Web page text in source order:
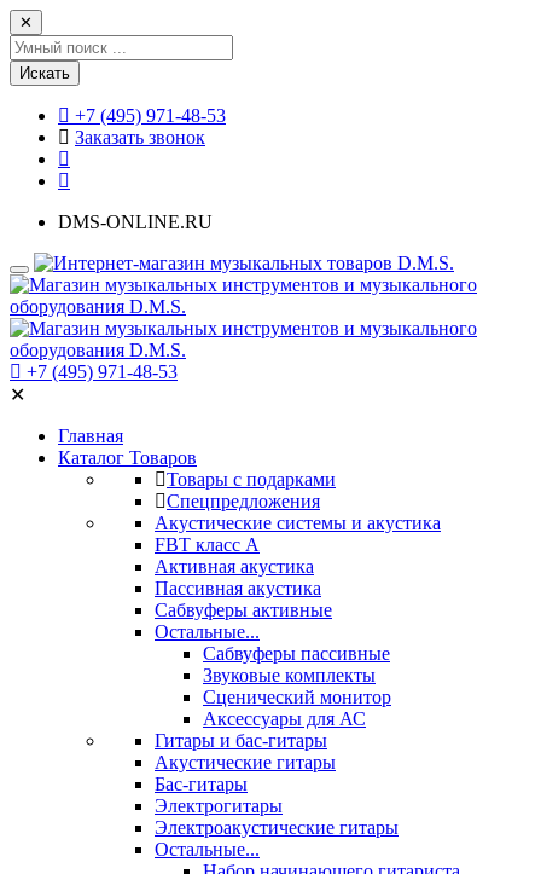
✕
Искать
+7 (495) 971-48-53
Заказать звонок
DMS-ONLINE.RU
+7 (495) 971-48-53
✕
Главная
Каталог Товаров
Товары с подарками
Спецпредложения
Акустические системы и акустика
FBT класс А
Активная акустика
Пассивная акустика
Сабвуферы активные
Остальные...
Сабвуферы пассивные
Звуковые комплекты
Сценический монитор
Аксессуары для АС
Гитары и бас-гитары
Акустические гитары
Бас-гитары
Электрогитары
Электроакустические гитары
Остальные...